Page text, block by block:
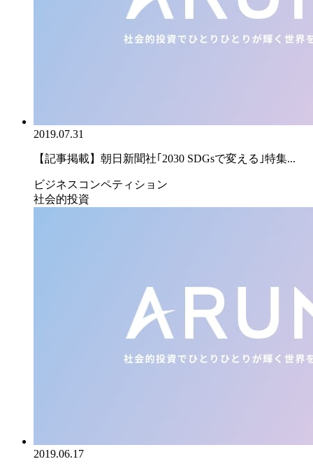
2019.07.31
【記事掲載】朝日新聞社｢2030 SDGsで変える｣特集...
ビジネスコンペティション
社会的投資
2019.06.17